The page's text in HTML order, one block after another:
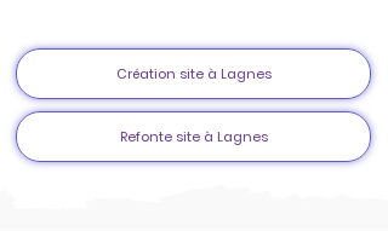
Création site à Lagnes
Refonte site à Lagnes